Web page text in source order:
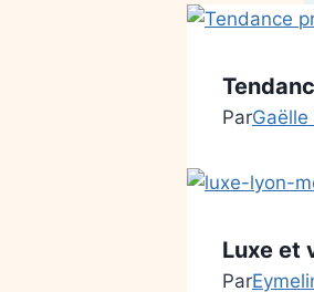
ParGaëlle
Luxe et
Par